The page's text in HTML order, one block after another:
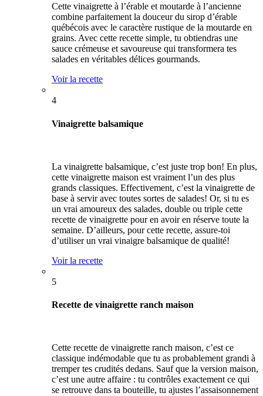
Cette vinaigrette à l’érable et moutarde à l’ancienne
combine parfaitement la douceur du sirop d’érable
québécois avec le caractère rustique de la moutarde en
grains. Avec cette recette simple, tu obtiendras une
sauce crémeuse et savoureuse qui transformera tes
salades en véritables délices gourmands.
Voir la recette
4
Vinaigrette balsamique
La vinaigrette balsamique, c’est juste trop bon! En plus,
cette vinaigrette maison est vraiment l’un des plus
grands classiques. Effectivement, c’est la vinaigrette de
base à servir avec toutes sortes de salades! Or, si tu es
un vrai amoureux des salades, double ou triple cette
recette de vinaigrette pour en avoir en réserve toute la
semaine. D’ailleurs, pour cette recette, assure-toi
d’utiliser un vrai vinaigre balsamique de qualité!
Voir la recette
5
Recette de vinaigrette ranch maison
Cette recette de vinaigrette ranch maison, c’est ce
classique indémodable que tu as probablement grandi à
tremper tes crudités dedans. Sauf que la version maison,
c’est une autre affaire : tu contrôles exactement ce qui
se retrouve dans ta bouteille, tu ajustes l’assaisonnement